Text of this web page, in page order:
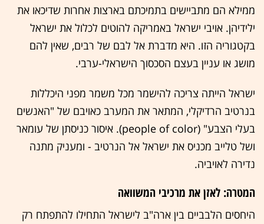
ממילא הם מתביישים בתמיכתם בארצות אחרות שדיכאו את
ילידיהן. אויבי ישראל באמריקה להוטים לכלול את ישראל
בקטגוריה הזו. היא מדברת אל לבם של רבים, שאין להם
מושג או עניין בעצם הסכסוך הישראלי-ערבי.
ישראל הייתה צריכה להישמר מכל משמר מפני היכללות
בנרטיב הרדיקלי, המתאר את המערב כאויבם של "האנשים
בעלי הצבע" (people of color). איסור כניסתן של עומאר
ושל טלייב מכניס את ישראל אל הנרטיב - ומעניק מתנה
נדירה לאויביה.
המטרה: לאזן את מרכיבי המשוואה
היחסים הלבביים בין ארה"ב לישראל התחילו להתפתח רק